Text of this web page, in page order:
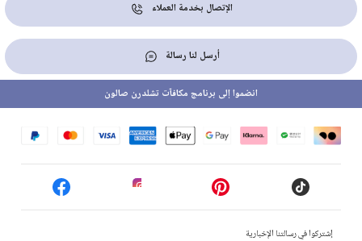
الإتصال بخدمة العملاء
أرسل لنا رسالة
إشتركوا في رسالتنا الإخبارية
انضموا إلى برنامج مكافآت تشلدرن صالون